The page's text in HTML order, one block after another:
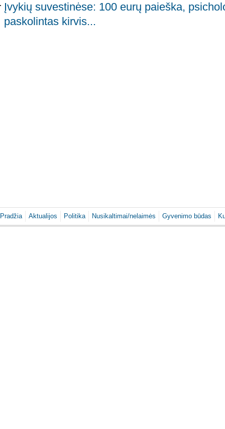
Įvykių suvestinėse: 100 eurų paieška,
paskolintas kirvis...
Pradžia Aktualijos Politika Nusikaltimai/nelaimės Gyvenimo būdas